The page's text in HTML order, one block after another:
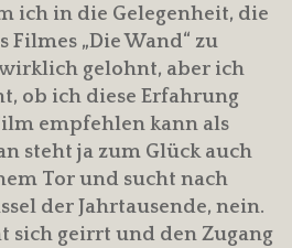
ich in die Gelegenheit, die
„Die Wand“ zu
wirklich gelohnt, aber ich
ob ich diese Erfahrung
empfehlen kann als
steht ja zum Glück auch
Tor und sucht nach
der Jahrtausende, nein.
sich geirrt und den Zugang